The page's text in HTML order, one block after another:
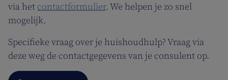
via het contactformulier. We helpen je zo snel
mogelijk.
Specifieke vraag over je huishoudhulp? Vraag via
deze weg de contactgegevens van je consulent op.